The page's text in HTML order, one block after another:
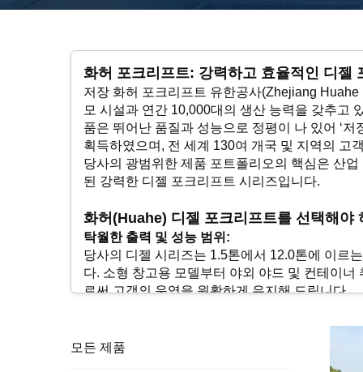
화허 포크리프트: 강력하고 효율적인 디젤
저장 화허 포크리프트 유한공사(Zhejiang
모 시설과 연간 10,000대의 생산 능력을 갖추고
품은 뛰어난 품질과 성능으로 정평이 나 있어 ‘
획득하였으며, 전 세계 130여 개국 및 지역의 고
당사의 광범위한 제품 포트폴리오의 핵심은 산
된 강력한 디젤 포크리프트 시리즈입니다.
화허(Huahe) 디젤 포크리프트를 선택해야
탁월한 출력 및 성능 범위:
당사의 디젤 시리즈는 1.5톤에서 12.0톤에 이르
다. 소형 창고용 모델부터 야외 야드 및 컨테이
로써 고객의 운영을 원활하게 유지해 드립니다.
당사는 글로벌 신뢰를 받는 고효율 디젤 엔진을
(ISUZU), 미쓰비시(Mitsubishi), 야마하
모든 제품